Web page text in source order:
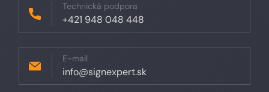
Technická podpora
+421 948 048 448
E-mail
info@signexpert.sk